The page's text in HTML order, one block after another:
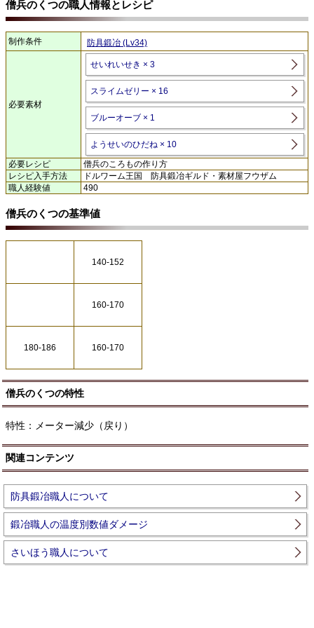
僧兵のくつの職人情報とレシピ
制作条件 防具鍛冶 (Lv34)
必要素材
せいれいせき × 3
スライムゼリー × 16
ブルーオーブ × 1
ようせいのひだね × 10
必要レシピ
僧兵のころもの作り方
レシピ入手方法
ドルワーム王国 防具鍛冶ギルド・素材屋フウザム
職人経験値
490
僧兵のくつの基準値
140-152
160-170
180-186 160-170
僧兵のくつの特性
特性：メーター減少（戻り）
関連コンテンツ
防具鍛冶職人について
鍛冶職人の温度別数値ダメージ
さいほう職人について